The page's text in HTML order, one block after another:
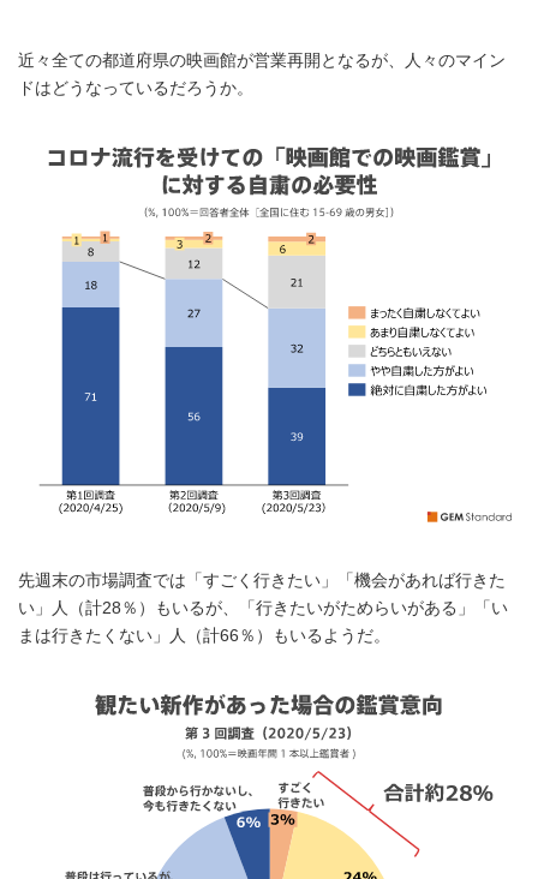
近々全ての都道府県の映画館が営業再開となるが、人々のマイン
ドはどうなっているだろうか。
先週末の市場調査では「すごく行きたい」「機会があれば行きた
い」人（計28％）もいるが、「行きたいがためらいがある」「い
まは行きたくない」人（計66％）もいるようだ。